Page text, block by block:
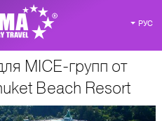
РУС
MICE-групп от
Beach Resort